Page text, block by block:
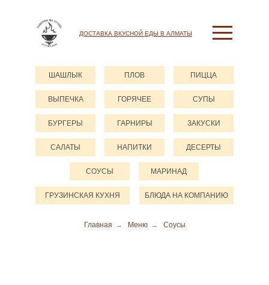
ДОСТАВКА ВКУСНОЙ ЕДЫ В АЛМАТЫ
ШАШЛЫК ПЛОВ ПИЦЦА
ВЫПЕЧКА ГОРЯЧЕЕ СУПЫ
БУРГЕРЫ
САЛАТЫ НАПИТКИ ДЕСЕРТЫ
СОУСЫ МАРИНАД
ГАРНИРЫ ЗАКУСКИ
ГРУЗИНСКАЯ КУХНЯ БЛЮДА НА КОМПАНИЮ
Главная → Меню → Соусы